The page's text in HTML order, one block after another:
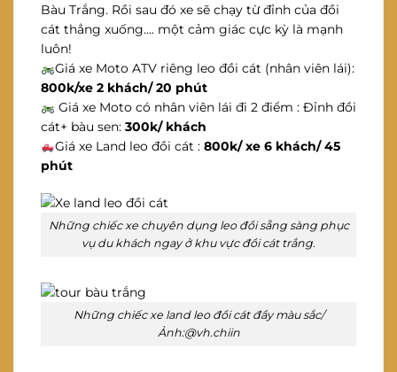
Bàu Trắng. Rồi sau đó xe sẽ chạy từ đỉnh của đồi
cát thẳng xuống…. một cảm giác cực kỳ là mạnh
luôn!
Giá xe Moto ATV riêng leo đồi cát (nhân viên lái):
800k/xe 2 khách/ 20 phút
Giá xe Moto có nhân viên lái đi 2 điểm : Đỉnh đồi
cát+ bàu sen: 300k/ khách
Giá xe Land leo đồi cát : 800k/ xe 6 khách/ 45
phút
Những chiếc xe chuyên dụng leo đồi sẵng sàng phục
vụ du khách ngay ở khu vực đồi cát trắng.
Những chiếc xe land leo đồi cát đầy màu sắc/
Ảnh:@vh.chiin